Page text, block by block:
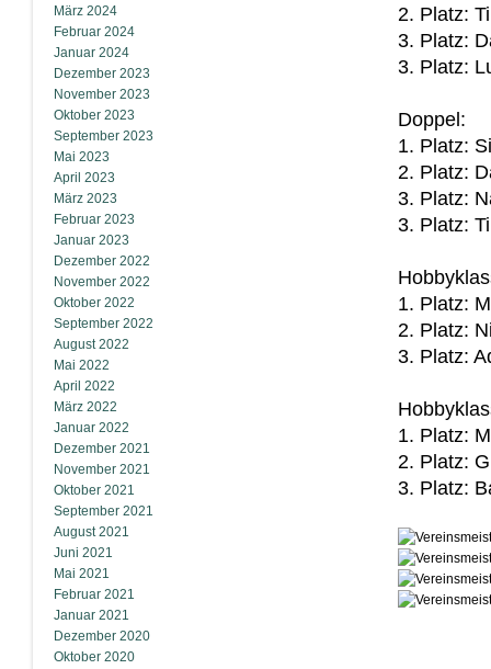
März 2024
Februar 2024
Januar 2024
Dezember 2023
November 2023
Oktober 2023
September 2023
Mai 2023
April 2023
März 2023
Februar 2023
Januar 2023
Dezember 2022
November 2022
Oktober 2022
September 2022
August 2022
Mai 2022
April 2022
März 2022
Januar 2022
Dezember 2021
November 2021
Oktober 2021
September 2021
August 2021
Juni 2021
Mai 2021
Februar 2021
Januar 2021
Dezember 2020
Oktober 2020
2. Platz:
3. Platz:
3. Platz:
Doppel:
1. Platz:
2. Platz:
3. Platz:
3. Platz:
1. Platz:
2. Platz:
3. Platz:
1. Platz:
2. Platz:
3. Platz: